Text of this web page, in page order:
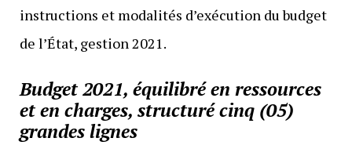
instructions et modalités d’exécution du budget
de l’État, gestion 2021.
Budget 2021, équilibré en ressources
et en charges, structuré cinq (05)
grandes lignes